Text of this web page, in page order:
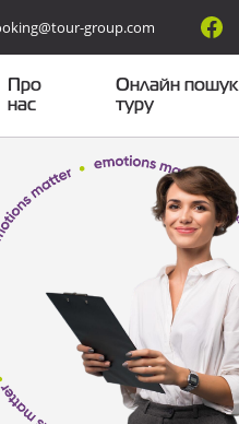
group.com
Про
нас
Онлайн пошук
туру